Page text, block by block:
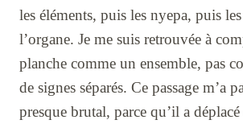
les éléments, puis les nyepa, puis
l’organe. Je me suis retrouvée à
planche comme un ensemble, pas
de signes séparés. Ce passage m’a
presque brutal, parce qu’il a